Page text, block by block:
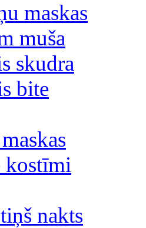
maskas
muša
skudra
bite
kostīmi
nakts